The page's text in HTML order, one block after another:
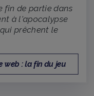
fin de partie dans
à l'apocalypse
prêchent le
web : la fin du jeu